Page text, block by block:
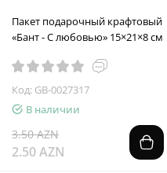
Пакет подарочный крафтовый
«Бант - С любовью» 15×21×8 см
Код: GB-0027317
В наличии
3.50 AZN
2.50 AZN